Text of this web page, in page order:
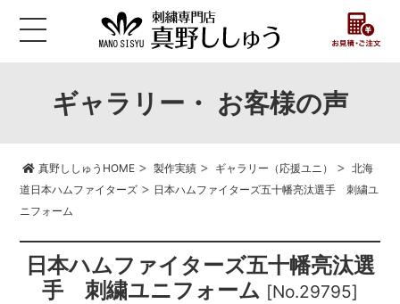
ギャラリー・ お客様の声
真野ししゅうHOME> 製作実績> ギャラリー（応援ユニ） > 北海
道日本ハムファイターズ > 日本ハムファイターズ五十幡亮汰選手 刺繍ユ
ニフォーム
日本ハムファイターズ五十幡亮汰選
手 刺繍ユニフォーム [No.29795]